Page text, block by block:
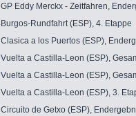
GP Eddy Merckx - Zeitfahren,
Burgos-Rundfahrt (ESP), 4. Etappe
Clasica a los Puertos (ESP),
Vuelta a Castilla-Leon (ESP),
Vuelta a Castilla-Leon (ESP),
Vuelta a Castilla-Leon (ESP), 3.
Circuito de Getxo (ESP),